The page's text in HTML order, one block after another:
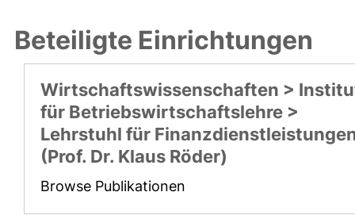
Beteiligte Einrichtungen
Wirtschaftswissenschaften >
für Betriebswirtschaftslehre >
Lehrstuhl für
(Prof. Dr. Klaus Röder)
Browse Publikationen